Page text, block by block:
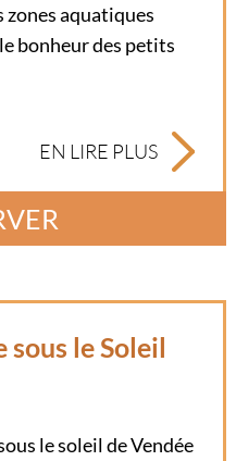
zones aquatiques
bonheur des petits
EN LIRE PLUS
sous le Soleil
le soleil de Vendée